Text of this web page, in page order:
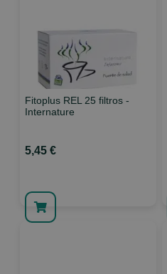
Fitoplus REL 25 filtros -
Internature
5,45 €